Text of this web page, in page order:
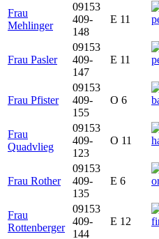
Frau
Mehlinger
09153
409-
148
E 11
Frau Pasler
09153
409-
147
E 11
Frau Pfister
09153
409-
155
O 6
Frau
Quadvlieg
09153
409-
123
O 11
Frau Rother
09153
409-
135
E 6
Frau
Rottenberger
09153
409-
144
E 12